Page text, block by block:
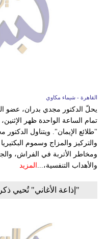
القاهرة - شيماء مكاوي
يحلّ الدكتور مجدي بدران، عضو
تمام الساعة الواحدة ظهر
"طلائع الإيمان". ويتناول
والتركيز والمزاج وسموم
ومخاطر الأتربة في الفراش،
والأهداب التنفسية،... المزيد
"إذاعة الأغاني" تُحيي